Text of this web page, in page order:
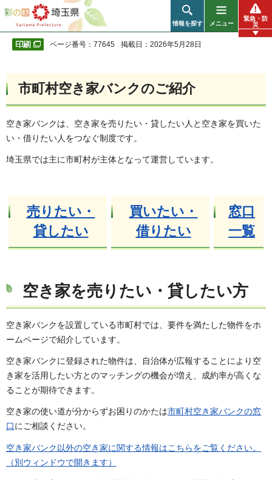
彩の国 埼玉県
情報を探す メニュー
緊急・防
災
ページ番号：77645 掲載日：2026年5月28日
市町村空き家バンクのご紹介
空き家バンクは、空き家を売りたい・貸したい人と空き家を買いた
い・借りたい人をつなぐ制度です。
埼玉県では主に市町村が主体となって運営しています。
売りたい・
貸したい
買いたい・
借りたい
窓口
一覧
空き家を売りたい・貸したい方
空き家バンクを設置している市町村では、要件を満たした物件をホ
ームページで紹介しています。
空き家バンクに登録された物件は、自治体が広報することにより空
き家を活用したい方とのマッチングの機会が増え、成約率が高くな
ることが期待できます。
空き家の使い道が分からずお困りのかたは市町村空き家バンクの窓
口にご相談ください。
空き家バンク以外の空き家に関する情報はこちらをご覧ください。
（別ウィンドウで開きます）